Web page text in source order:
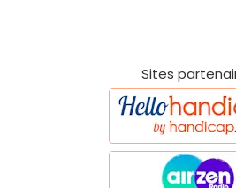
Sites